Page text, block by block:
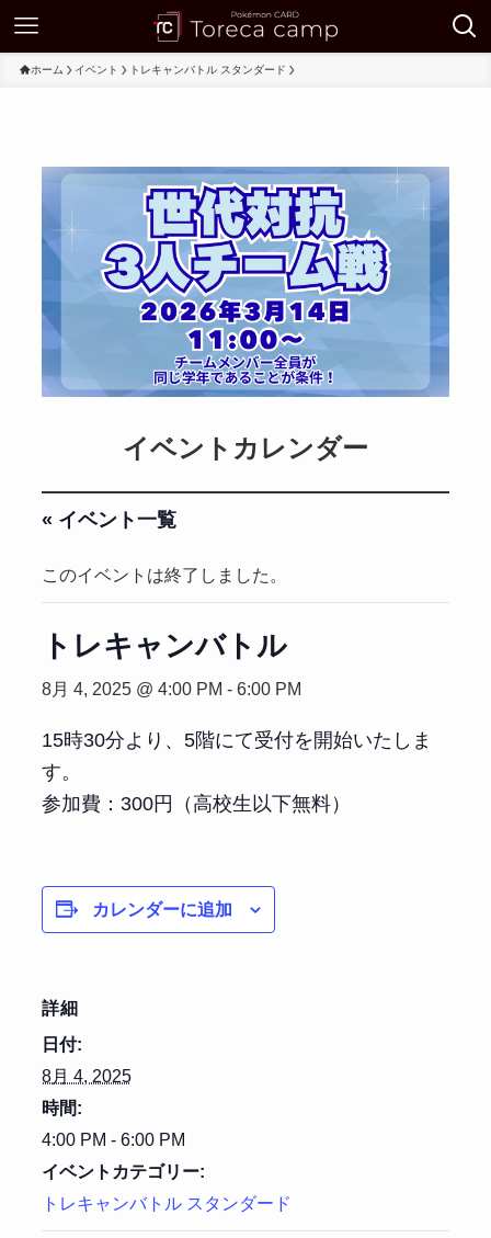
ホーム イベント トレキャンバトル スタンダード
イベントカレンダー
« イベント一覧
このイベントは終了しました。
トレキャンバトル
8月 4, 2025 @ 4:00 PM - 6:00 PM
15時30分より、5階にて受付を開始いたしま
す。
参加費：300円（高校生以下無料）
カレンダーに追加
詳細
日付:
8月 4, 2025
時間:
4:00 PM - 6:00 PM
イベントカテゴリー:
トレキャンバトル スタンダード